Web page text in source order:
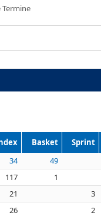
Termine
Basket Sprint
34 49
117 1
21 3
26 2